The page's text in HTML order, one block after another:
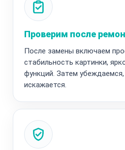
Проверим после
После замены включаем
стабильность картинки,
функций. Затем
искажается.